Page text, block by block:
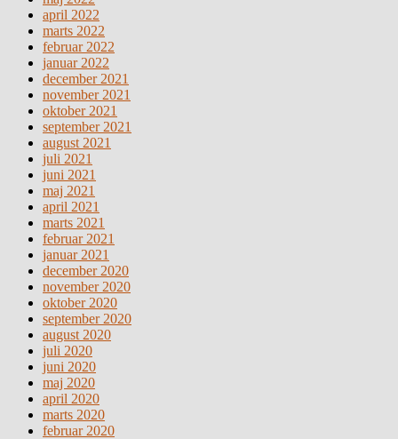
april 2022
marts 2022
februar 2022
januar 2022
december 2021
november 2021
oktober 2021
september 2021
august 2021
juli 2021
juni 2021
maj 2021
april 2021
marts 2021
februar 2021
januar 2021
december 2020
november 2020
oktober 2020
september 2020
august 2020
juli 2020
juni 2020
maj 2020
april 2020
marts 2020
februar 2020